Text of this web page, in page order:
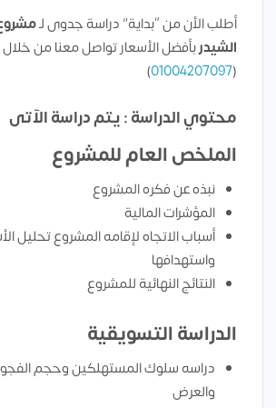
أطلب الأن من “بداية” دراسة جدوى لـ
الشيدربأفضل الأسعار تواصل معنا من
(
01004207097
)
محتوي الدراسة : يتم دراسة الآتى
الملخص العام للمشروع
نبذه عن فكره المشروع
المؤشرات المالية
أسباب الاتجاه لإقامه المشروع تحليل
واستهدافها
النتائج النهائية للمشروع
الدراسة التسويقية
دراسه سلوك المستهلكين وحجم
والعرض